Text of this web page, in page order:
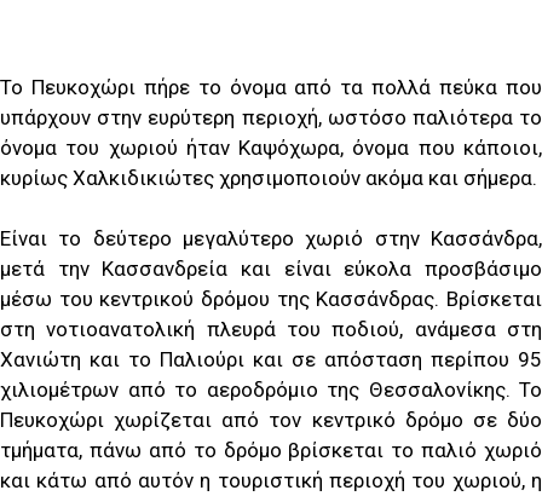
Το Πευκοχώρι πήρε το όνομα από τα πολλά πεύκα που
υπάρχουν στην ευρύτερη περιοχή, ωστόσο παλιότερα το
όνομα του χωριού ήταν Καψόχωρα, όνομα που κάποιοι,
κυρίως Χαλκιδικιώτες χρησιμοποιούν ακόμα και σήμερα.
Είναι το δεύτερο μεγαλύτερο χωριό στην Κασσάνδρα,
μετά την Κασσανδρεία και είναι εύκολα προσβάσιμο
μέσω του κεντρικού δρόμου της Κασσάνδρας. Βρίσκεται
στη νοτιοανατολική πλευρά του ποδιού, ανάμεσα στη
Χανιώτη και το Παλιούρι και σε απόσταση περίπου 95
χιλιομέτρων από το αεροδρόμιο της Θεσσαλονίκης. Το
Πευκοχώρι χωρίζεται από τον κεντρικό δρόμο σε δύο
τμήματα, πάνω από το δρόμο βρίσκεται το παλιό χωριό
και κάτω από αυτόν η τουριστική περιοχή του χωριού, η